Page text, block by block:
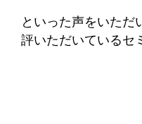
といった声をいただ
評いただいているセ